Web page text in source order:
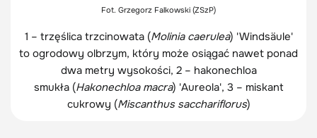
Fot. Grzegorz Falkowski (ZSzP)
1 – trzęślica trzcinowata (Molinia caerulea) 'Windsäule'
to ogrodowy olbrzym, który może osiągać nawet ponad
dwa metry wysokości, 2 – hakonechloa
smukła (Hakonechloa macra) 'Aureola', 3 – miskant
cukrowy (Miscanthus sacchariflorus)